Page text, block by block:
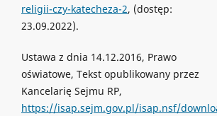
religii-czy-katecheza-2, (dostęp:
23.09.2022).
Ustawa z dnia 14.12.2016, Prawo
oświatowe, Tekst opublikowany przez
Kancelarię Sejmu RP,
https://isap.sejm.gov.pl/isap.nsf/